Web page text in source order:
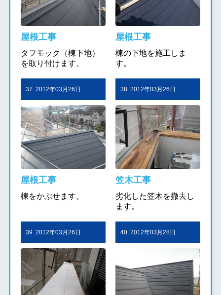
屋根工事
タフモック（棟下地）
を取り付けます。
屋根工事
棟の下地を施工しま
す。
37. 2012年03月26日
屋根工事
棟をかぶせます。
38. 2012年03月26日
笠木工事
劣化した笠木を撤去し
ます。
39. 2012年03月26日 40. 2012年03月28日